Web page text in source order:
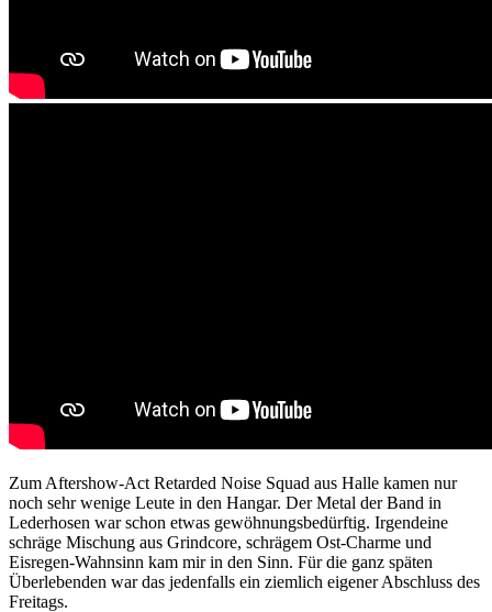
Zum Aftershow-Act Retarded Noise Squad aus Halle kamen nur
noch sehr wenige Leute in den Hangar. Der Metal der Band in
Lederhosen war schon etwas gewöhnungsbedürftig. Irgendeine
schräge Mischung aus Grindcore, schrägem Ost-Charme und
Eisregen-Wahnsinn kam mir in den Sinn. Für die ganz späten
Überlebenden war das jedenfalls ein ziemlich eigener Abschluss des
Freitags.